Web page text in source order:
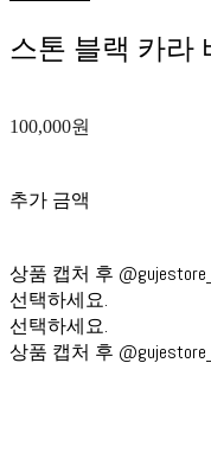
스톤 블랙 카라
100,000원
추가 금액
상품 캡처 후
선택하세요.
선택하세요.
상품 캡처 후